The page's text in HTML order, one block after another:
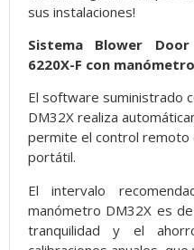
sus instalaciones!
Sistema Blower Door
6220X-F con
El software suministrado
DM32X realiza
permite el control remoto
portátil.
El intervalo
manómetro DM32X es
tranquilidad y el